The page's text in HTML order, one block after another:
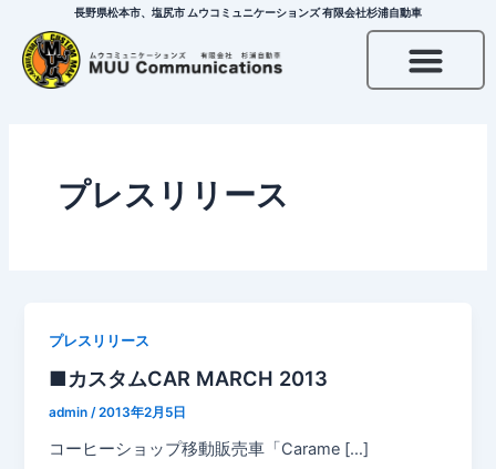
長野県松本市、塩尻市 ムウコミュニケーションズ 有限会社杉浦自動車
プレスリリース
プレスリリース
■カスタムCAR MARCH 2013
admin/2013年2月5日
コーヒーショップ移動販売車「Carame […]